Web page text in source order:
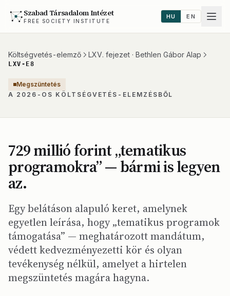
Szabad Társadalom Intézet
FREE SOCIETY INSTITUTE
HU EN
Költségvetés-elemző LXV. fejezet · Bethlen Gábor Alap
LXV-E8
Megszüntetés
A 2026-OS KÖLTSÉGVETÉS-ELEMZÉSBŐL
729 millió forint „tematikus
programokra” — bármi is legyen
az.
Egy belátáson alapuló keret, amelynek
egyetlen leírása, hogy „tematikus programok
támogatása” — meghatározott mandátum,
védett kedvezményezetti kör és olyan
tevékenység nélkül, amelyet a hirtelen
megszüntetés magára hagyna.